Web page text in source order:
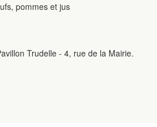
pommes et jus
Trudelle - 4, rue de la Mairie.